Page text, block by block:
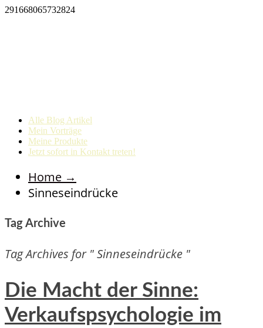
291668065732824
Alle Blog Artikel
Mein Vorträge
Meine Produkte
Jetzt sofort in Kontakt treten!
Home →
Sinneseindrücke
Tag Archive
Tag Archives for " Sinneseindrücke "
Die Macht der Sinne:
Verkaufspsychologie im